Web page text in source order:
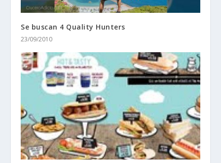
Se buscan 4 Quality Hunters
23/09/2010